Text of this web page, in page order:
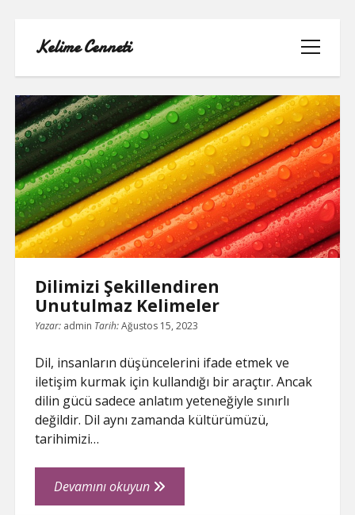
Kelime Cenneti
menüyü
aç
LISTE
REELS YORUM YÜKLEME PARASIZ
SAYFA LISTESI
TWITTER BEĞENI KASMA
TWITTER PROFIL RESMI SILME
Kelime
Cenneti
Posts
Dilimizi Şekillendiren
Unutulmaz Kelimeler
Yazar: admin Tarih:Ağustos 15, 2023
Dil, insanların düşüncelerini ifade etmek ve
iletişim kurmak için kullandığı bir araçtır. Ancak
dilin gücü sadece anlatım yeteneğiyle sınırlı
değildir. Dil aynı zamanda kültürümüzü,
tarihimizi…
Devamını okuyunDilimizi
Şekillendiren